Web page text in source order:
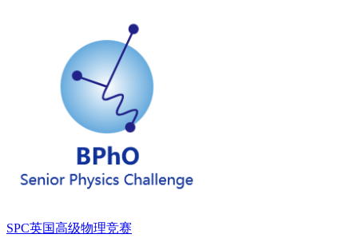
SPC英国高级物理竞赛